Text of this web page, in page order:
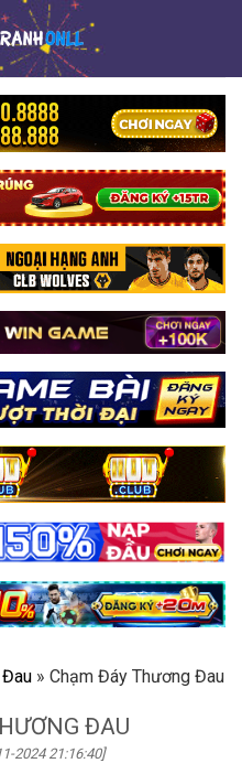
» Chạm Đáy Thương Đau
ĐAU
2024 21:16:40]